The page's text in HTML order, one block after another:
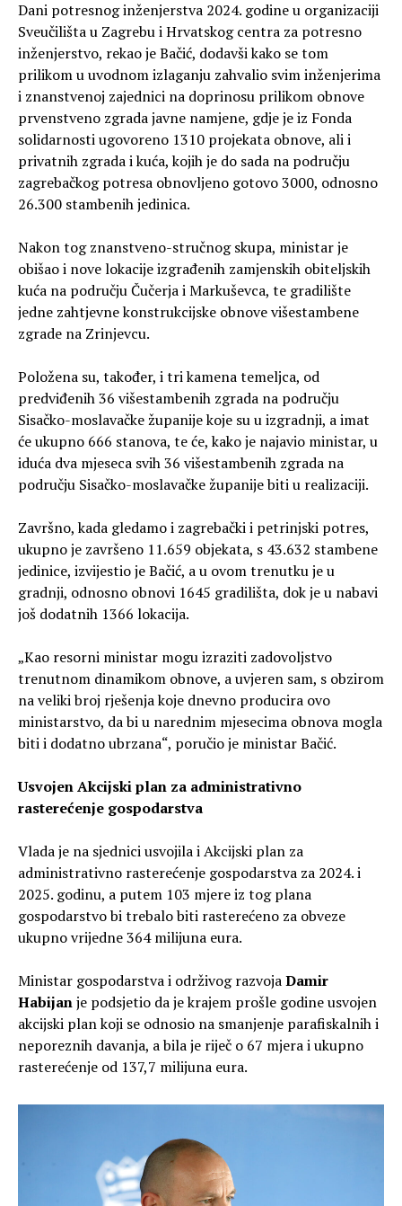
Dani potresnog inženjerstva 2024. godine u organizaciji
Sveučilišta u Zagrebu i Hrvatskog centra za potresno
inženjerstvo, rekao je Bačić, dodavši kako se tom
prilikom u uvodnom izlaganju zahvalio svim inženjerima
i znanstvenoj zajednici na doprinosu prilikom obnove
prvenstveno zgrada javne namjene, gdje je iz Fonda
solidarnosti ugovoreno 1310 projekata obnove, ali i
privatnih zgrada i kuća, kojih je do sada na području
zagrebačkog potresa obnovljeno gotovo 3000, odnosno
26.300 stambenih jedinica.
Nakon tog znanstveno-stručnog skupa, ministar je
obišao i nove lokacije izgrađenih zamjenskih obiteljskih
kuća na području Čučerja i Markuševca, te gradilište
jedne zahtjevne konstrukcijske obnove višestambene
zgrade na Zrinjevcu.
Položena su, također, i tri kamena temeljca, od
predviđenih 36 višestambenih zgrada na području
Sisačko-moslavačke županije koje su u izgradnji, a imat
će ukupno 666 stanova, te će, kako je najavio ministar, u
iduća dva mjeseca svih 36 višestambenih zgrada na
području Sisačko-moslavačke županije biti u realizaciji.
Završno, kada gledamo i zagrebački i petrinjski potres,
ukupno je završeno 11.659 objekata, s 43.632 stambene
jedinice, izvijestio je Bačić, a u ovom trenutku je u
gradnji, odnosno obnovi 1645 gradilišta, dok je u nabavi
još dodatnih 1366 lokacija.
„Kao resorni ministar mogu izraziti zadovoljstvo
trenutnom dinamikom obnove, a uvjeren sam, s obzirom
na veliki broj rješenja koje dnevno producira ovo
ministarstvo, da bi u narednim mjesecima obnova mogla
biti i dodatno ubrzana“, poručio je ministar Bačić.
Usvojen Akcijski plan za administrativno
rasterećenje gospodarstva
Vlada je na sjednici usvojila i Akcijski plan za
administrativno rasterećenje gospodarstva za 2024. i
2025. godinu, a putem 103 mjere iz tog plana
gospodarstvo bi trebalo biti rasterećeno za obveze
ukupno vrijedne 364 milijuna eura.
Ministar gospodarstva i održivog razvojaDamir
Habijanje podsjetio da je krajem prošle godine usvojen
akcijski plan koji se odnosio na smanjenje parafiskalnih i
neporeznih davanja, a bila je riječ o 67 mjera i ukupno
rasterećenje od 137,7 milijuna eura.